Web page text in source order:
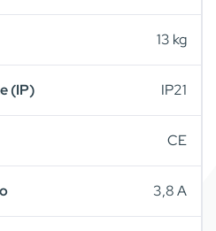
13 kg
(IP) IP21
CE
3,8 A